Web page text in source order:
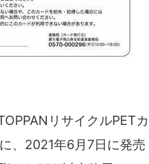
リサイクルPETカ
、2021年6月7日に発売